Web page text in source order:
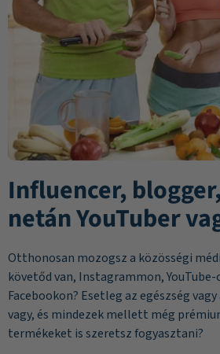
Influencer,
netán YouTuber
Otthonosan mozogsz a közösségi
követőd van, Instagrammon,
Facebookon? Esetleg az egészség
vagy, és mindezek mellett még
termékeket is szeretsz fogyasztani?